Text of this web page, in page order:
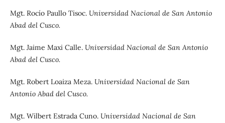
Mgt. Rocío Paullo Tisoc. Universidad Nacional de San Antonio
Abad del Cusco.
Mgt. Jaime Maxi Calle. Universidad Nacional de San Antonio
Abad del Cusco.
Mgt. Robert Loaiza Meza. Universidad Nacional de San
Antonio Abad del Cusco.
Mgt. Wilbert Estrada Cuno. Universidad Nacional de San